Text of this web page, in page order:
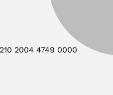
2004 4749 0000